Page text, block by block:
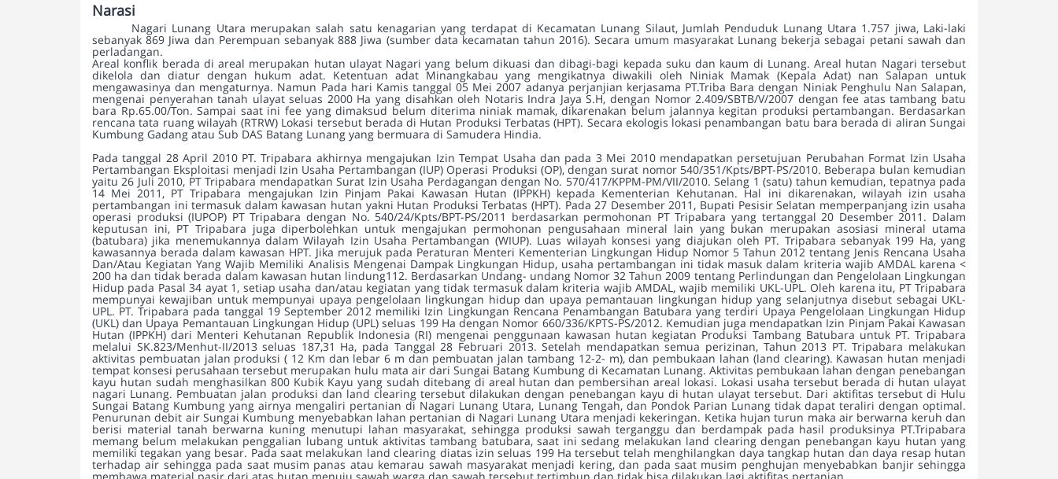
Narasi
Nagari Lunang Utara merupakan salah satu kenagarian yang terdapat di Kecamatan Lunang Silaut, Jumlah Penduduk Lunang Utara 1.757 jiwa, Laki-laki
sebanyak 869 Jiwa dan Perempuan sebanyak 888 Jiwa (sumber data kecamatan tahun 2016). Secara umum masyarakat Lunang bekerja sebagai petani sawah dan
perladangan.
Areal konflik berada di areal merupakan hutan ulayat Nagari yang belum dikuasi dan dibagi-bagi kepada suku dan kaum di Lunang. Areal hutan Nagari tersebut
dikelola dan diatur dengan hukum adat. Ketentuan adat Minangkabau yang mengikatnya diwakili oleh Niniak Mamak (Kepala Adat) nan Salapan untuk
mengawasinya dan mengaturnya. Namun Pada hari Kamis tanggal 05 Mei 2007 adanya perjanjian kerjasama PT.Triba Bara dengan Niniak Penghulu Nan Salapan,
mengenai penyerahan tanah ulayat seluas 2000 Ha yang disahkan oleh Notaris Indra Jaya S.H, dengan Nomor 2.409/SBTB/V/2007 dengan fee atas tambang batu
bara Rp.65.00/Ton. Sampai saat ini fee yang dimaksud belum diterima niniak mamak, dikarenakan belum jalannya kegitan produksi pertambangan. Berdasarkan
rencana tata ruang wilayah (RTRW) Lokasi tersebut berada di Hutan Produksi Terbatas (HPT). Secara ekologis lokasi penambangan batu bara berada di aliran Sungai
Kumbung Gadang atau Sub DAS Batang Lunang yang bermuara di Samudera Hindia.
Pada tanggal 28 April 2010 PT. Tripabara akhirnya mengajukan Izin Tempat Usaha dan pada 3 Mei 2010 mendapatkan persetujuan Perubahan Format Izin Usaha
Pertambangan Eksploitasi menjadi Izin Usaha Pertambangan (IUP) Operasi Produksi (OP), dengan surat nomor 540/351/Kpts/BPT-PS/2010. Beberapa bulan kemudian
yaitu 26 Juli 2010, PT Tripabara mendapatkan Surat Izin Usaha Perdagangan dengan No. 570/417/KPPM-PM/VII/2010. Selang 1 (satu) tahun kemudian, tepatnya pada
14 Mei 2011, PT Tripabara mengajukan Izin Pinjam Pakai Kawasan Hutan (IPPKH) kepada Kementerian Kehutanan. Hal ini dikarenakan, wilayah izin usaha
pertambangan ini termasuk dalam kawasan hutan yakni Hutan Produksi Terbatas (HPT). Pada 27 Desember 2011, Bupati Pesisir Selatan memperpanjang izin usaha
operasi produksi (IUPOP) PT Tripabara dengan No. 540/24/Kpts/BPT-PS/2011 berdasarkan permohonan PT Tripabara yang tertanggal 20 Desember 2011. Dalam
keputusan ini, PT Tripabara juga diperbolehkan untuk mengajukan permohonan pengusahaan mineral lain yang bukan merupakan asosiasi mineral utama
(batubara) jika menemukannya dalam Wilayah Izin Usaha Pertambangan (WIUP). Luas wilayah konsesi yang diajukan oleh PT. Tripabara sebanyak 199 Ha, yang
kawasannya berada dalam kawasan HPT. Jika merujuk pada Peraturan Menteri Kementerian Lingkungan Hidup Nomor 5 Tahun 2012 tentang Jenis Rencana Usaha
Dan/Atau Kegiatan Yang Wajib Memiliki Analisis Mengenai Dampak Lingkungan Hidup, usaha pertambangan ini tidak masuk dalam kriteria wajib AMDAL karena <
200 ha dan tidak berada dalam kawasan hutan lindung112. Berdasarkan Undang- undang Nomor 32 Tahun 2009 tentang Perlindungan dan Pengelolaan Lingkungan
Hidup pada Pasal 34 ayat 1, setiap usaha dan/atau kegiatan yang tidak termasuk dalam kriteria wajib AMDAL, wajib memiliki UKL-UPL. Oleh karena itu, PT Tripabara
mempunyai kewajiban untuk mempunyai upaya pengelolaan lingkungan hidup dan upaya pemantauan lingkungan hidup yang selanjutnya disebut sebagai UKL-
UPL. PT. Tripabara pada tanggal 19 September 2012 memiliki Izin Lingkungan Rencana Penambangan Batubara yang terdiri Upaya Pengelolaan Lingkungan Hidup
(UKL) dan Upaya Pemantauan Lingkungan Hidup (UPL) seluas 199 Ha dengan Nomor 660/336/KPTS-PS/2012. Kemudian juga mendapatkan Izin Pinjam Pakai Kawasan
Hutan (IPPKH) dari Menteri Kehutanan Republik Indonesia (RI) mengenai penggunaan kawasan hutan kegiatan Produksi Tambang Batubara untuk PT. Tripabara
melalui SK.823/Menhut-II/2013 seluas 187,31 Ha, pada Tanggal 28 Februari 2013. Setelah mendapatkan semua perizinan, Tahun 2013 PT. Tripabara melakukan
aktivitas pembuatan jalan produksi ( 12 Km dan lebar 6 m dan pembuatan jalan tambang 12-2- m), dan pembukaan lahan (land clearing). Kawasan hutan menjadi
tempat konsesi perusahaan tersebut merupakan hulu mata air dari Sungai Batang Kumbung di Kecamatan Lunang. Aktivitas pembukaan lahan dengan penebangan
kayu hutan sudah menghasilkan 800 Kubik Kayu yang sudah ditebang di areal hutan dan pembersihan areal lokasi. Lokasi usaha tersebut berada di hutan ulayat
nagari Lunang. Pembuatan jalan produksi dan land clearing tersebut dilakukan dengan penebangan kayu di hutan ulayat tersebut. Dari aktifitas tersebut di Hulu
Sungai Batang Kumbung yang airnya mengaliri pertanian di Nagari Lunang Utara, Lunang Tengah, dan Pondok Parian Lunang tidak dapat teraliri dengan optimal.
Penurunan debit air Sungai Kumbung menyebabkan lahan pertanian di Nagari Lunang Utara menjadi kekeringan. Ketika hujan turun maka air berwarna keruh dan
berisi material tanah berwarna kuning menutupi lahan masyarakat, sehingga produksi sawah terganggu dan berdampak pada hasil produksinya PT.Tripabara
memang belum melakukan penggalian lubang untuk aktivitas tambang batubara, saat ini sedang melakukan land clearing dengan penebangan kayu hutan yang
memiliki tegakan yang besar. Pada saat melakukan land clearing diatas izin seluas 199 Ha tersebut telah menghilangkan daya tangkap hutan dan daya resap hutan
terhadap air sehingga pada saat musim panas atau kemarau sawah masyarakat menjadi kering, dan pada saat musim penghujan menyebabkan banjir sehingga